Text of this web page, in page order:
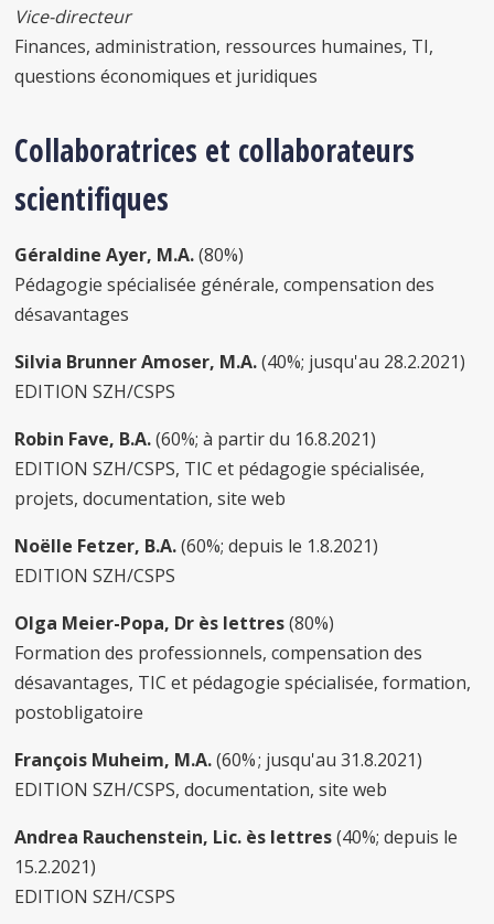
Vice-directeur
Finances, administration, ressources humaines, TI,
questions économiques et juridiques
Collaboratrices et collaborateurs
scientifiques
Géraldine Ayer, M.A.(80%)
Pédagogie spécialisée générale, compensation des
désavantages
Silvia Brunner Amoser, M.A.(40%; jusqu'au 28.2.2021)
EDITION SZH/CSPS
Robin Fave, B.A.(60%; à partir du 16.8.2021)
EDITION SZH/CSPS, TIC et pédagogie spécialisée,
projets, documentation, site web
Noëlle Fetzer, B.A.(60%; depuis le 1.8.2021)
EDITION SZH/CSPS
Olga Meier-Popa, Dr ès lettres(80%)
Formation des professionnels, compensation des
désavantages, TIC et pédagogie spécialisée, formation,
postobligatoire
François Muheim, M.A.(60% ; jusqu'au 31.8.2021)
EDITION SZH/CSPS, documentation, site web
Andrea Rauchenstein, Lic. ès lettres(40%; depuis le
15.2.2021)
EDITION SZH/CSPS